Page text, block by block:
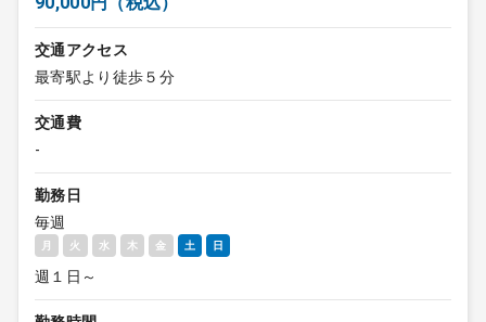
交通アクセス
最寄駅より徒歩５分
交通費
-
勤務日
毎週
月 火 水 木 金 土 日
週１日～